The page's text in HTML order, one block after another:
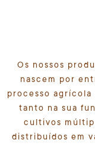
Os nossos
nascem por
processo agrícola
tanto na sua
cultivos
distribuídos em